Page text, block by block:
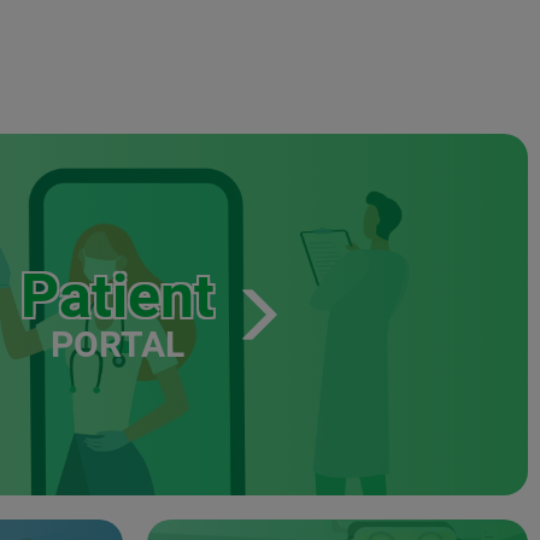
Patient
PORTAL